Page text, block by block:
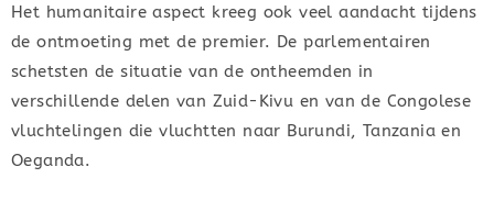
Het humanitaire aspect kreeg ook veel aandacht tijdens
de ontmoeting met de premier. De parlementairen
schetsten de situatie van de ontheemden in
verschillende delen van Zuid-Kivu en van de Congolese
vluchtelingen die vluchtten naar Burundi, Tanzania en
Oeganda.